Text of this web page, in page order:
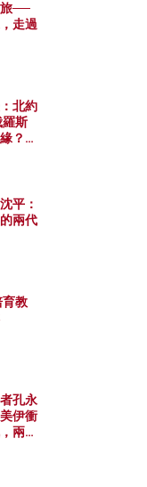
旅──
走過
北約
羅斯
？中
右戰
平：
兩代
育教
孔永
伊衝
兩者
國崛